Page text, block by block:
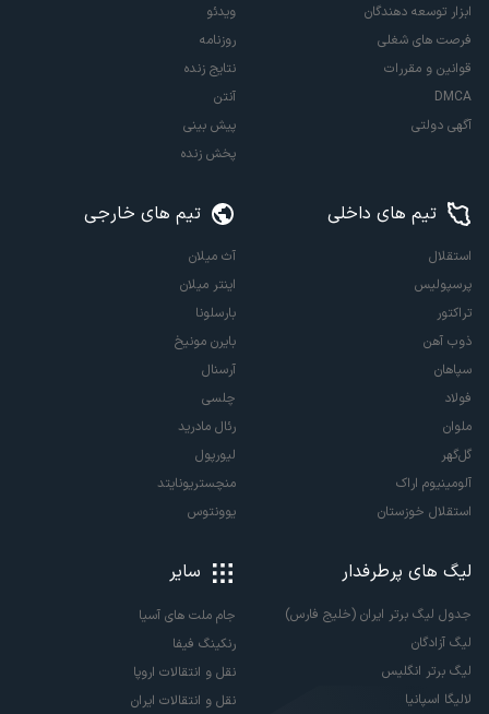
ابزار توسعه دهندگان
فرصت های شغلی
قوانین و مقررات
DMCA
آگهی دولتی
ویدئو
روزنامه
نتایج زنده
آنتن
پیش بینی
پخش زنده
تیم های داخلی
استقلال
پرسپولیس
تراکتور
ذوب آهن
سپاهان
فولاد
ملوان
گل‌گهر
آلومینیوم اراک
استقلال خوزستان
تیم های خارجی
آث میلان
اینتر میلان
بارسلونا
بایرن مونیخ
آرسنال
چلسی
رئال مادرید
لیورپول
منچستریونایتد
یوونتوس
لیگ های پرطرفدار
جدول لیگ برتر ایران (خلیج فارس)
لیگ آزادگان
لیگ برتر انگلیس
لالیگا اسپانیا
سایر
جام ملت های آسیا
رنکینگ فیفا
نقل و انتقالات اروپا
نقل و انتقالات ایران